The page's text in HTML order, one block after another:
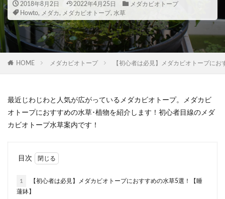
2018年8月2日 2022年4月25日
メダカビオトープ
Howto, メダカ , メダカビオトープ, 水草
HOME メダカビオトープ 【初心者は必見】メダカビオトープに
最近じわじわと人気が広がっているメダカビオトープ。メダカビ
オトープにおすすめの水草･植物を紹介します！初心者目線のメダ
カビオトープ水草案内です！
目次
1
【初心者は必見】メダカビオトープにおすすめの水草5選！【睡
蓮鉢】